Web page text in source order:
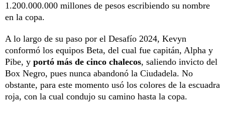
1.200.000.000 millones de pesos escribiendo su nombre
en la copa.
A lo largo de su paso por el Desafío 2024, Kevyn
conformó los equipos Beta, del cual fue capitán, Alpha y
Pibe, y portó más de cinco chalecos, saliendo invicto del
Box Negro, pues nunca abandonó la Ciudadela. No
obstante, para este momento usó los colores de la escuadra
roja, con la cual condujo su camino hasta la copa.